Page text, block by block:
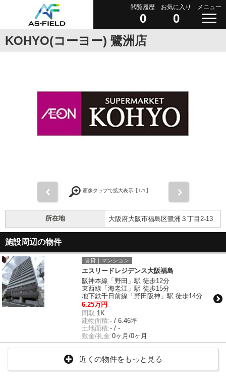
閲覧履歴
0
お気に入り
0
メニュー
KOHYO(コーヨー) 鷺洲店
画像タップで拡大表示【1/1】
所在地 大阪府大阪市福島区鷺洲３丁目2-13
施設周辺の物件
賃貸｜マンション
エスリードレジデンス大阪福島
阪神本線「野田」駅 徒歩12分
東西線「海老江」駅 徒歩15分
地下鉄千日前線「野田阪神」駅 徒歩14分
6.25万円
間取:1K
建物面積:- / 6.46坪
土地面積:- / -
敷金/礼金:0ヶ月/0ヶ月
近くの物件をもっと見る